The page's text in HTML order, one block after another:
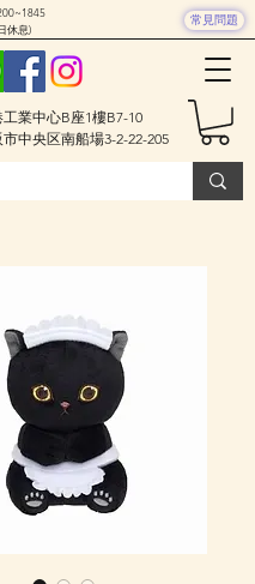
業中心B座1樓B7-10
中央区南船場3-2-22-205
休息)
常見問題